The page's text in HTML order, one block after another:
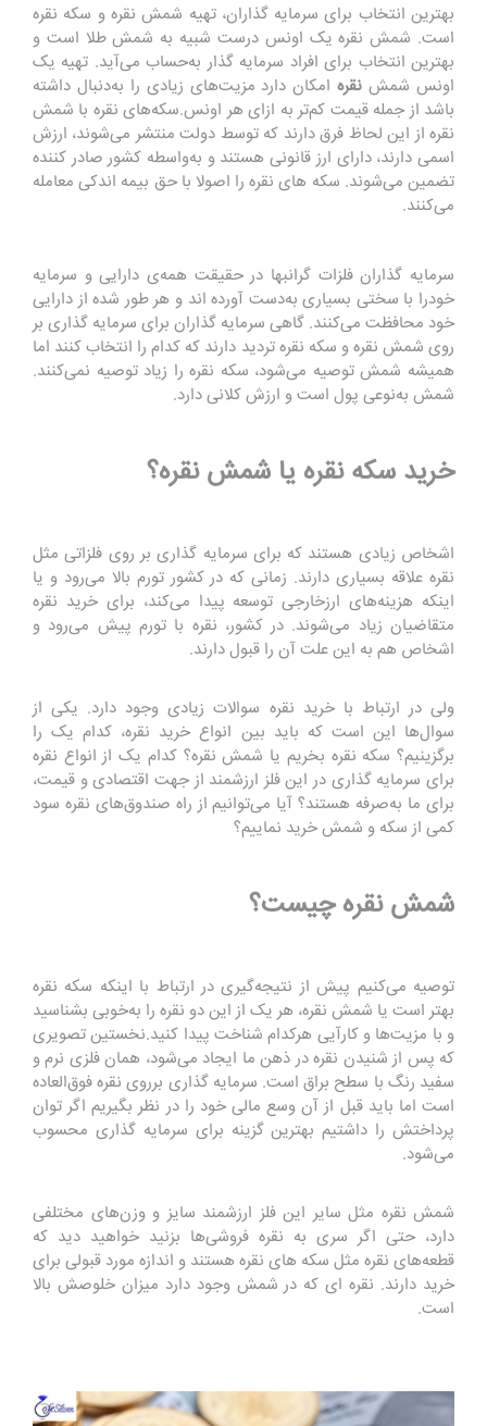
بهترین انتخاب برای سرمایه گذاران، تهیه شمش نقره و سکه نقره
است‌. شمش نقره یک اونس درست شبیه به شمش طلا است و
بهترین انتخاب برای افراد سرمایه گذار به‌حساب می‌آید‌. تهیه یک
اونس شمش نقره امکان دارد مزیت‌های زیادی را به‌دنبال داشته
باشد از جمله قیمت کم‌تر به ازای هر اونس.سکه‌های نقره با شمش
نقره از این لحاظ فرق دارند که توسط دولت منتشر می‌شوند، ارزش
اسمی دارند، دارای ارز قانونی هستند و به‌واسطه کشور صادر کننده
تضمین می‌شوند. سکه های نقره را اصولا با حق بیمه اندکی معامله
می‌کنند.
سرمایه گذاران فلزات گرانبها در حقیقت همه‌ی دارایی و سرمایه
خودرا با سختی بسیاری به‌دست آورده اند و هر طور شده از دارایی
خود محافظت می‌کنند. گاهی سرمایه گذاران برای سرمایه گذاری بر
روی شمش نقره و سکه نقره تردید دارند که کدام را انتخاب کنند اما
همیشه شمش توصیه می‌شود، سکه نقره را زیاد توصیه نمی‌کنند.
شمش به‌نوعی پول است و ارزش کلانی دارد.
خرید سکه نقره یا شمش نقره؟
اشخاص زیادی هستند که برای سرمایه گذاری بر روی فلزاتی مثل
نقره علاقه بسیاری دارند‌. زمانی که در کشور تورم بالا می‌رود و یا
اینکه هزینه‌های ارزخارجی توسعه پیدا می‌کند، برای خرید نقره
متقاضیان زیاد می‌شوند. در کشور، نقره با تورم پیش می‌رود و
اشخاص هم به‌ این علت آن را قبول دارند.
ولی در ارتباط با خرید نقره سوالات زیادی وجود دارد. یکی از
سوال‌ها این است که باید بین انواع خرید نقره، کدام یک را
برگزینیم؟ سکه نقره بخریم یا شمش نقره؟ کدام یک از انواع نقره
برای سرمایه گذاری در این فلز ارزشمند از جهت اقتصادی و قیمت،
برای ما به‌صرفه هستند؟ آیا می‌توانیم از راه صندوق‌های نقره سود
کمی از سکه و شمش خرید نماییم؟
شمش نقره چیست؟
توصیه می‌کنیم پیش از نتیجه‌گیری در ارتباط با اینکه سکه نقره
بهتر است یا شمش نقره، هر یک از این دو نقره را به‌خوبی بشناسید
و با مزیت‌ها و کارآیی هرکدام شناخت پیدا کنید.نخستین تصویری
که پس از شنیدن نقره در ذهن ما ایجاد می‌شود، همان فلزی نرم و
سفید رنگ با سطح براق است. سرمایه گذاری برروی نقره فوق‌العاده
است اما باید قبل از آن وسع مالی خود را در نظر بگیریم اگر توان
پرداختش را داشتیم بهترین گزینه برای سرمایه گذاری محسوب
می‌شود.
شمش نقره مثل سایر این فلز ارزشمند سایز و وزن‌های مختلفی
دارد، حتی اگر سری به نقره فروشی‌ها بزنید خواهید دید که
قطعه‌های نقره مثل سکه های نقره هستند و اندازه مورد قبولی برای
خرید دارند. نقره ای که در شمش وجود دارد میزان خلوصش بالا
است.